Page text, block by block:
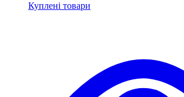
Куплені товари